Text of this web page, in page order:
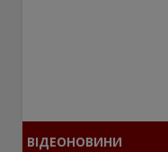
ВІДЕОНОВИНИ